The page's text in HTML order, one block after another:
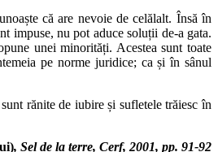
că are nevoie de celălalt. Însă în
impuse, nu pot aduce soluții de-a gata.
unei minorități. Acestea sunt toate
pe norme juridice; ca și în sânul
rănite de iubire și sufletele trăiesc în
, Sel de la terre, Cerf, 2001, pp. 91-92